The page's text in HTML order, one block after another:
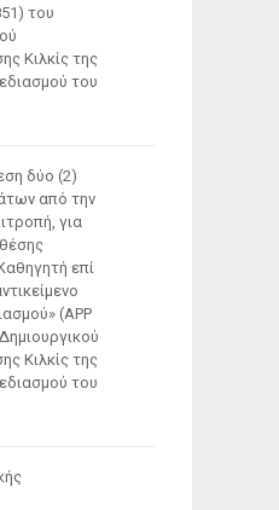
του
Κιλκίς της
του
δύο (2)
από την
για
επί
(ΑΡΡ
Κιλκίς της
του